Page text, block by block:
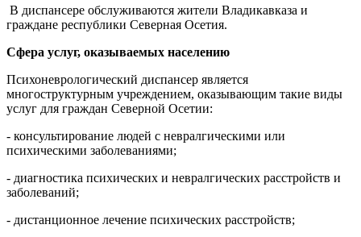
В диспансере обслуживаются жители Владикавказа и
граждане республики Северная Осетия.
Сфера услуг, оказываемых населению
Психоневрологический диспансер является
многоструктурным учреждением, оказывающим такие виды
услуг для граждан Северной Осетии:
- консультирование людей с невралгическими или
психическими заболеваниями;
- диагностика психических и невралгических расстройств и
заболеваний;
- дистанционное лечение психических расстройств;